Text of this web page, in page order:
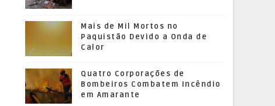
Mais de Mil Mortos no
Paquistão Devido a Onda de
Calor
Quatro Corporações de
Bombeiros Combatem Incêndio
em Amarante